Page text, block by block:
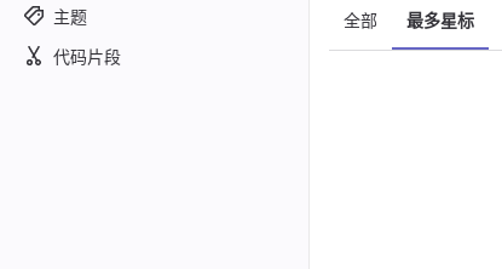
主题
代码片段
全部 最多星标